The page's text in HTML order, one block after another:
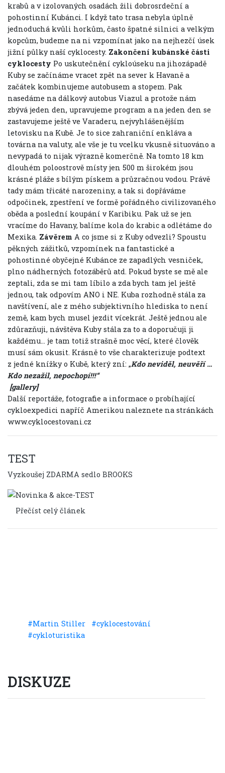
TEST
Vyzkoušej ZDARMA sedlo BROOKS
Přečíst celý článek
krabů a v izolovaných osadách žili dobrosrdeční a
pohostinní Kubánci. I když tato trasa nebyla úplně
jednoduchá kvůli horkům, často špatné silnici a velkým
kopcům, budeme na ni vzpomínat jako na nejhezčí úsek
jižní půlky naší cyklocesty. Zakončení kubánské části
cyklocesty Po uskutečnění cykloúseku na jihozápadě
Kuby se začínáme vracet zpět na sever k Havaně a
začátek kombinujeme autobusem a stopem. Pak
nasedáme na dálkový autobus Viazul a protože nám
zbývá jeden den, upravujeme program a na jeden den se
zastavujeme ještě ve Varaderu, nejvyhlášenějším
letovisku na Kubě. Je to sice zahraniční enkláva a
továrna na valuty, ale vše je tu vcelku vkusně situováno a
nevypadá to nijak výrazně komerčně. Na tomto 18 km
dlouhém poloostrově místy jen 500 m širokém jsou
krásné pláže s bílým pískem a průzračnou vodou. Právě
tady mám třicáté narozeniny, a tak si dopřáváme
odpočinek, zpestření ve formě pořádného civilizovaného
oběda a poslední koupání v Karibiku. Pak už se jen
vracíme do Havany, balíme kola do krabic a odlétáme do
Mexika. Závěrem A co jsme si z Kuby odvezli? Spoustu
pěkných zážitků, vzpomínek na fantastické a
pohostinné obyčejné Kubánce ze zapadlých vesniček,
plno nádherných fotozáběrů atd. Pokud byste se mě ale
zeptali, zda se mi tam líbilo a zda bych tam jel ještě
jednou, tak odpovím ANO i NE. Kuba rozhodně stála za
navštívení, ale z mého subjektivního hlediska to není
země, kam bych musel jezdit vícekrát. Ještě jednou ale
zdůrazňuji, návštěva Kuby stála za to a doporučuji ji
každému… je tam totiž strašně moc věcí, které člověk
musí sám okusit. Krásně to vše charakterizuje podtext
z jedné knížky o Kubě, který zní: „Kdo neviděl, neuvěří …
Kdo nezažil, nepochopí!!!“
[gallery]
Další reportáže, fotografie a informace o probíhající
cykloexpedici napříč Amerikou naleznete na stránkách
www.cyklocestovani.cz
#Martin Stiller
#cyklocestování
#cykloturistika
DISKUZE